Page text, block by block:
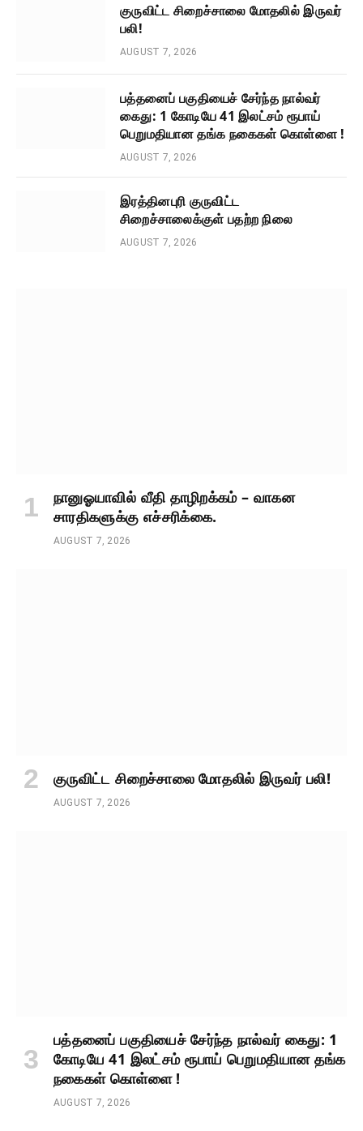
குருவிட்ட சிறைச்சாலை மோதலில் இருவர்
பலி!
AUGUST 7, 2026
பத்தனைப் பகுதியைச் சேர்ந்த நால்வர்
கைது: 1 கோடியே 41 இலட்சம் ரூபாய்
பெறுமதியான தங்க நகைகள் கொள்ளை !
AUGUST 7, 2026
இரத்தினபுரி குருவிட்ட
சிறைச்சாலைக்குள் பதற்ற நிலை
AUGUST 7, 2026
நானுஓயாவில் வீதி தாழிறக்கம் – வாகன
சாரதிகளுக்கு எச்சரிக்கை.
AUGUST 7, 2026
குருவிட்ட சிறைச்சாலை மோதலில் இருவர் பலி!
AUGUST 7, 2026
பத்தனைப் பகுதியைச் சேர்ந்த நால்வர் கைது: 1
கோடியே 41 இலட்சம் ரூபாய் பெறுமதியான தங்க
நகைகள் கொள்ளை !
AUGUST 7, 2026